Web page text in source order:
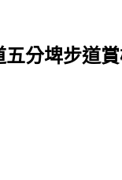
五分埤步道